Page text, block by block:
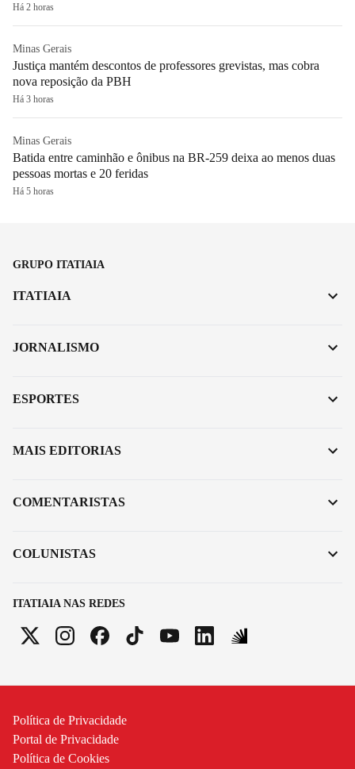
Há 2 horas
Minas Gerais
Justiça mantém descontos de professores grevistas, mas cobra
nova reposição da PBH
Há 3 horas
Minas Gerais
Batida entre caminhão e ônibus na BR-259 deixa ao menos duas
pessoas mortas e 20 feridas
Há 5 horas
GRUPO ITATIAIA
ITATIAIA NAS REDES
ITATIAIA
JORNALISMO
ESPORTES
MAIS EDITORIAS
COMENTARISTAS
COLUNISTAS
Política de Privacidade
Portal de Privacidade
Política de Cookies